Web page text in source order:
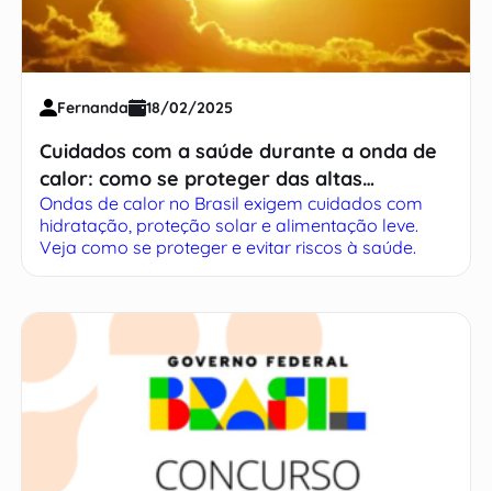
Fernanda 18/02/2025
Cuidados com a saúde durante a onda de
calor: como se proteger das altas
temperaturas
Ondas de calor no Brasil exigem cuidados com
hidratação, proteção solar e alimentação leve.
Veja como se proteger e evitar riscos à saúde.